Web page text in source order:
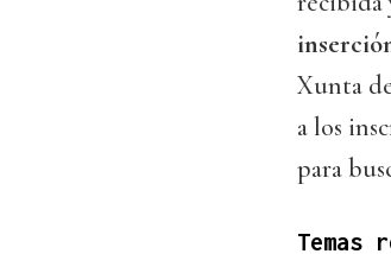
Xunta
a los
para
Temas